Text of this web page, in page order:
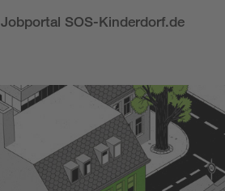
Jobportal SOS-Kinderdorf.de